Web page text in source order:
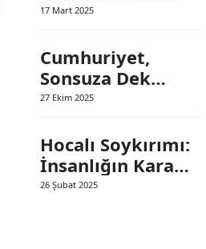
17 Mart 2025
Cumhuriyet,
Sonsuza Dek
Yaşayacak
27 Ekim 2025
Hocalı Soykırımı:
İnsanlığın Kara
Lekesi
26 Şubat 2025